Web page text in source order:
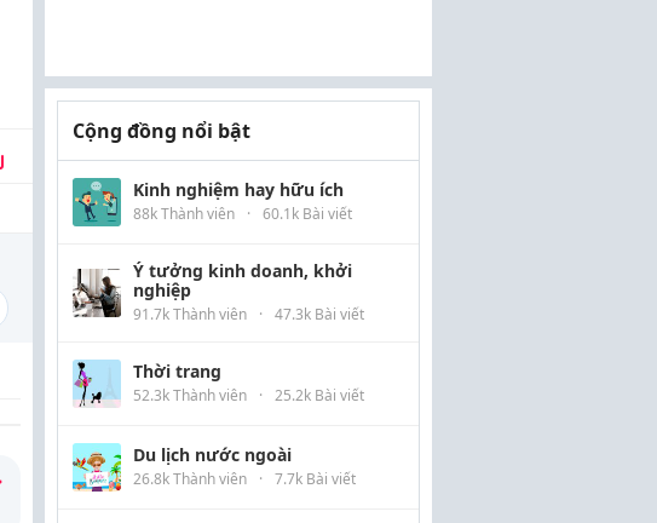
Cộng đồng nổi bật
Kinh nghiệm hay hữu ích
88k Thành viên · 60.1k Bài viết
Ý tưởng kinh doanh, khởi
nghiệp
91.7k Thành viên · 47.3k Bài viết
Thời trang
52.3k Thành viên · 25.2k Bài viết
Du lịch nước ngoài
26.8k Thành viên · 7.7k Bài viết